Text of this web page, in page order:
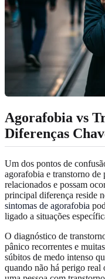
Agorafobia vs
Diferenças
Um dos pontos de
agorafobia e transtorno
relacionados e possam
principal diferença reside
sintomas de agorafobia
ligado a situações
O diagnóstico de
pânico recorrentes e
súbitos de medo intenso
quando não há perigo real